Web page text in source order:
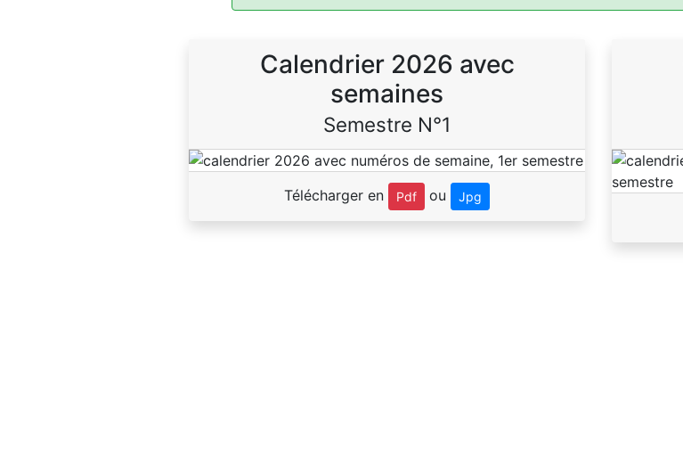
Calendrier 2026 avec
semaines
Semestre N°1
Télécharger en Pdf ou Jpg